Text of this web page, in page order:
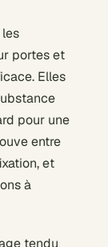
portes et
Elles
pour une
entre
et
à
tendu